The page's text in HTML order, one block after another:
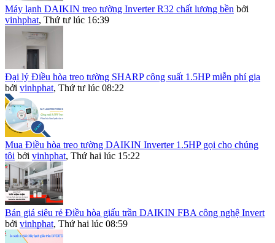
Máy lạnh DAIKIN treo tường Inverter R32 chất lượng bền bởi
vinhphat, Thứ tư lúc 16:39
Đại lý Điều hòa treo tường SHARP công suất 1.5HP miễn phí gia
bởi vinhphat, Thứ tư lúc 08:22
Mua Điều hòa treo tường DAIKIN Inverter 1.5HP gọi cho chúng
tôi bởi vinhphat, Thứ hai lúc 15:22
Bán giá siêu rẻ Điều hòa giấu trần DAIKIN FBA công nghệ Invert
bởi vinhphat, Thứ hai lúc 08:59